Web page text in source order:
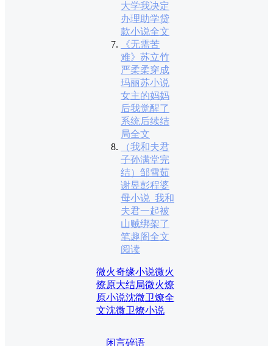
大学我决定
办理助学贷
款小说全文
《无需苦
难》苏立竹
严柔柔穿成
玛丽苏小说
女主的妈妈
后我觉醒了
系统后续结
局全文
（我和夫君
子孙满堂完
结）邹雪茹
谢昱彭程婆
母小说_我和
夫君一起被
山贼绑架了
笔趣阁全文
阅读
微火奇缘小说微火
燎原大结局微火燎
原小说沈微卫燎全
文沈微卫燎小说
闲言碎语